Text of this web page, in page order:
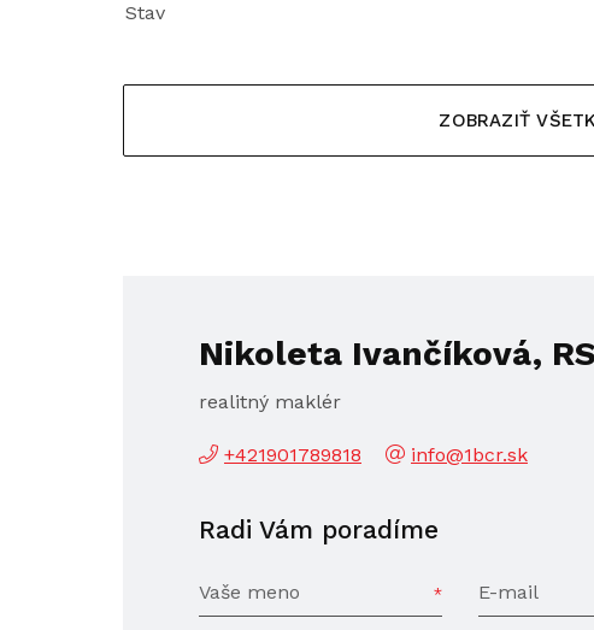
Stav
ZOBRAZIŤ
Nikoleta Ivančíková,
realitný maklér
+421901789818 info@1bcr.sk
Radi Vám poradíme
Vaše meno E-mail